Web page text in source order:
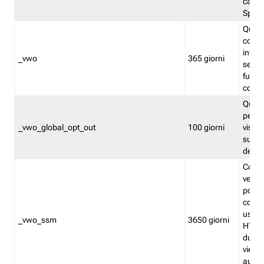
Split
_vwo 365 giorni
_vwo_global_opt_out 100 giorni
su
_vwo_ssm 3650 giorni
viene